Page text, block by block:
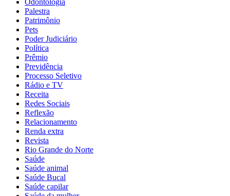
Odontologia
Palestra
Patrimônio
Pets
Poder Judiciário
Política
Prêmio
Previdência
Processo Seletivo
Rádio e TV
Receita
Redes Sociais
Reflexão
Relacionamento
Renda extra
Revista
Rio Grande do Norte
Saúde
Saúde animal
Saúde Bucal
Saúde capilar